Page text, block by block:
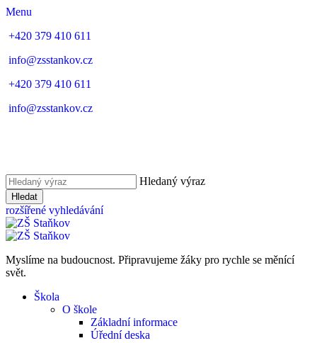
Menu
+420 379 410 611
info@zsstankov.cz
+420 379 410 611
info@zsstankov.cz
Hledaný výraz
Hledat
rozšířené vyhledávání
Myslíme na budoucnost. Připravujeme žáky pro rychle se měnící
svět.
Škola
O škole
Základní informace
Úřední deska